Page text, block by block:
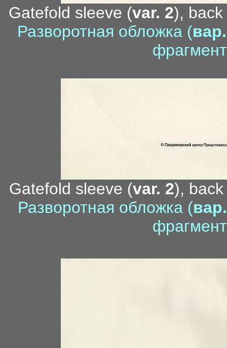
Gatefold sleeve (var. 2),
Разворотная обложка (
Gatefold sleeve (var. 2),
Разворотная обложка (